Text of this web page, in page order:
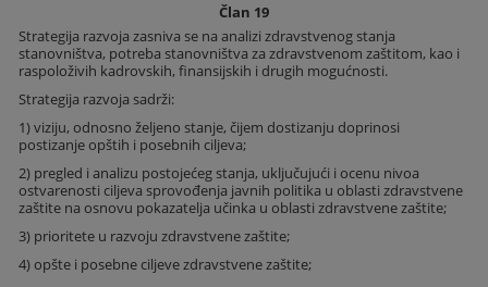
Član 19
Strategija razvoja zasniva se na analizi zdravstvenog stanja
stanovništva, potreba stanovništva za zdravstvenom zaštitom, kao i
raspoloživih kadrovskih, finansijskih i drugih mogućnosti.
Strategija razvoja sadrži:
1) viziju, odnosno željeno stanje, čijem dostizanju doprinosi
postizanje opštih i posebnih ciljeva;
2) pregled i analizu postojećeg stanja, uključujući i ocenu nivoa
ostvarenosti ciljeva sprovođenja javnih politika u oblasti zdravstvene
zaštite na osnovu pokazatelja učinka u oblasti zdravstvene zaštite;
3) prioritete u razvoju zdravstvene zaštite;
4) opšte i posebne ciljeve zdravstvene zaštite;